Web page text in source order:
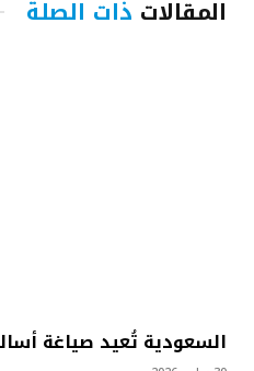
المقالات ذات الصلة
السعودية تُعيد صياغة